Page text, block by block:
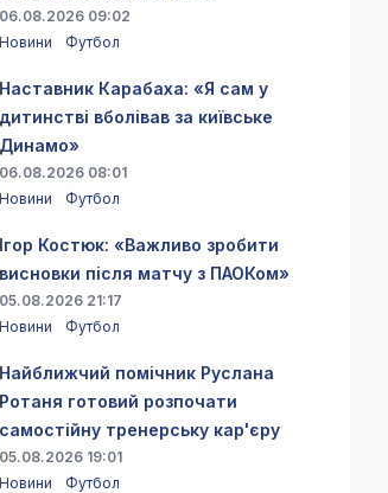
06.08.2026 09:02
Новини
Футбол
Наставник Карабаха: «Я сам у
дитинстві вболівав за київське
Динамо»
06.08.2026 08:01
Новини
Футбол
Ігор Костюк: «Важливо зробити
висновки після матчу з ПАОКом»
05.08.2026 21:17
Новини
Футбол
Найближчий помічник Руслана
Ротаня готовий розпочати
самостійну тренерську кар'єру
05.08.2026 19:01
Новини
Футбол